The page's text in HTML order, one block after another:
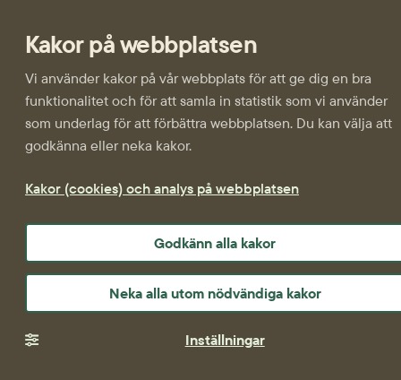
Kakor på webbplatsen
Vi använder kakor på vår webbplats för att ge dig en bra
funktionalitet och för att samla in statistik som vi använder
som underlag för att förbättra webbplatsen. Du kan välja att
godkänna eller neka kakor.
Kakor (cookies) och analys på webbplatsen
Godkänn alla kakor
Neka alla utom nödvändiga kakor
Inställningar